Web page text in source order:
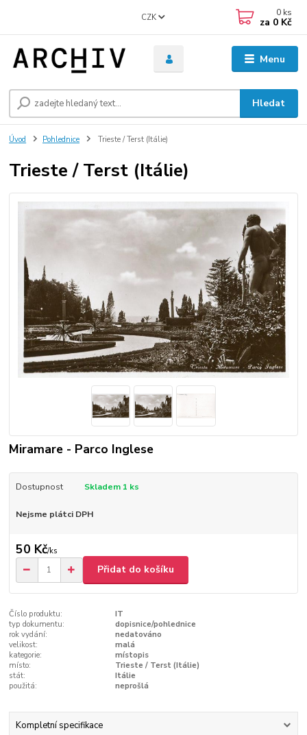
Menu
CZK
Hledat
0 ks
za 0 Kč
Úvod Pohlednice Trieste / Terst (Itálie)
Trieste / Terst (Itálie)
Miramare - Parco Inglese
Dostupnost Skladem 1 ks
Nejsme plátci DPH
50 Kč/ks
Přidat do košíku
Číslo produktu:
IT
typ dokumentu:
dopisnice/pohlednice
rok vydání:
nedatováno
velikost:
malá
kategorie:
místopis
místo:
Trieste / Terst (Itálie)
stát:
Itálie
použitá:
neprošlá
Kompletní specifikace